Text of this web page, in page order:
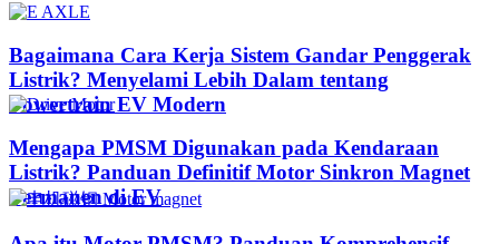
Bagaimana Cara Kerja Sistem Gandar Penggerak
Listrik? Menyelami Lebih Dalam tentang
Powertrain EV Modern
Mengapa PMSM Digunakan pada Kendaraan
Listrik? Panduan Definitif Motor Sinkron Magnet
Permanen di EV